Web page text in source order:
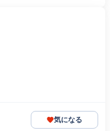
気になる